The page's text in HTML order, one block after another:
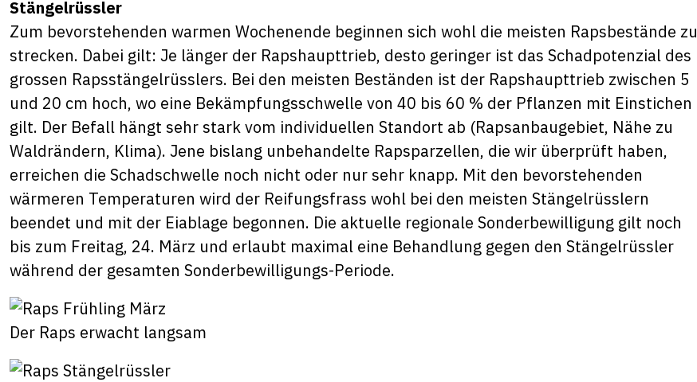
Stängelrüssler
Zum bevorstehenden warmen Wochenende beginnen sich wohl die meisten Rapsbestände zu
strecken. Dabei gilt: Je länger der Rapshaupttrieb, desto geringer ist das Schadpotenzial des
grossen Rapsstängelrüsslers. Bei den meisten Beständen ist der Rapshaupttrieb zwischen 5
und 20 cm hoch, wo eine Bekämpfungsschwelle von 40 bis 60 % der Pflanzen mit Einstichen
gilt. Der Befall hängt sehr stark vom individuellen Standort ab (Rapsanbaugebiet, Nähe zu
Waldrändern, Klima). Jene bislang unbehandelte Rapsparzellen, die wir überprüft haben,
erreichen die Schadschwelle noch nicht oder nur sehr knapp. Mit den bevorstehenden
wärmeren Temperaturen wird der Reifungsfrass wohl bei den meisten Stängelrüsslern
beendet und mit der Eiablage begonnen. Die aktuelle regionale Sonderbewilligung gilt noch
bis zum Freitag, 24. März und erlaubt maximal eine Behandlung gegen den Stängelrüssler
während der gesamten Sonderbewilligungs-Periode.
Der Raps erwacht langsam